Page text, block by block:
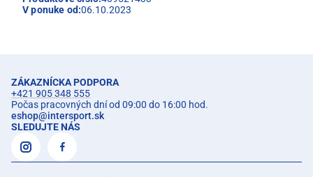
V ponuke od:06.10.2023
ZÁKAZNÍCKA PODPORA
+421 905 348 555
Počas pracovných dní od 09:00 do 16:00 hod.
eshop@intersport.sk
SLEDUJTE NÁS